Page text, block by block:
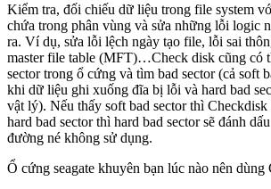
Kiểm tra, đối chiếu dữ liệu trong file system
chứa trong phân vùng và sửa những lỗi logic
ra. Ví dụ, sửa lỗi lệch ngày tạo file, lỗi sai
master file table (MFT)…Check disk cũng có
sector trong ổ cứng và tìm bad sector (cả soft
khi dữ liệu ghi xuống đĩa bị lỗi và hard bad
vật lý). Nếu thấy soft bad sector thì Checkdisk
hard bad sector thì hard bad sector sẽ đánh
đường né không sử dụng.
Ổ cứng seagate khuyên bạn lúc nào nên dùng